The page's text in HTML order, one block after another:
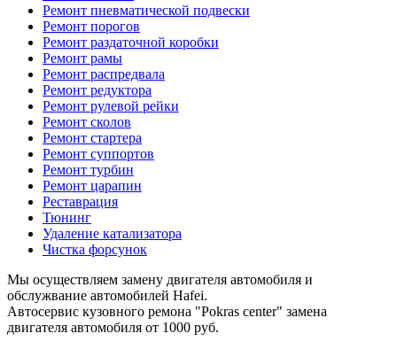
Ремонт пневматической подвески
Ремонт порогов
Ремонт раздаточной коробки
Ремонт рамы
Ремонт распредвала
Ремонт редуктора
Ремонт рулевой рейки
Ремонт сколов
Ремонт стартера
Ремонт суппортов
Ремонт турбин
Ремонт царапин
Реставрация
Тюнинг
Удаление катализатора
Чистка форсунок
Мы осуществляем замену двигателя автомобиля и
обслужвание автомобилей Hafei.
Автосервис кузовного ремона "Pokras center" замена
двигателя автомобиля от 1000 руб.